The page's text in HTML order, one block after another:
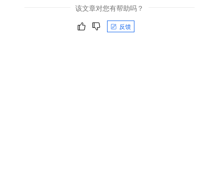
该文章对您有帮助吗？
反馈